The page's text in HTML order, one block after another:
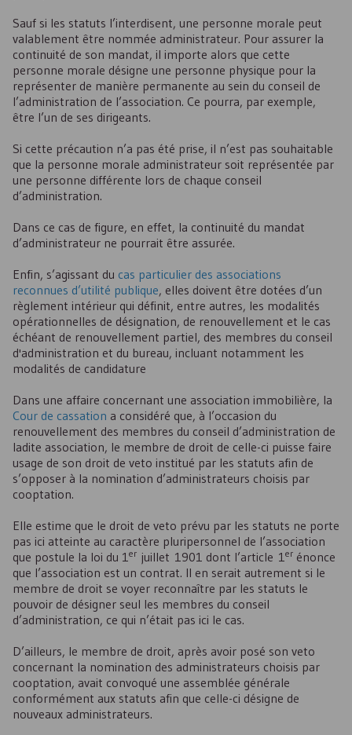
Sauf si les statuts l’interdisent, une personne morale peut
valablement être nommée administrateur. Pour assurer la
continuité de son mandat, il importe alors que cette
personne morale désigne une personne physique pour la
représenter de manière permanente au sein du conseil de
l’administration de l’association. Ce pourra, par exemple,
être l’un de ses dirigeants.
Si cette précaution n’a pas été prise, il n’est pas souhaitable
que la personne morale administrateur soit représentée par
une personne différente lors de chaque conseil
d’administration.
Dans ce cas de figure, en effet, la continuité du mandat
d’administrateur ne pourrait être assurée.
Enfin, s’agissant du cas particulier des associations
reconnues d’utilité publique, elles doivent être dotées d’un
règlement intérieur qui définit, entre autres, les modalités
opérationnelles de désignation, de renouvellement et le cas
échéant de renouvellement partiel, des membres du conseil
d'administration et du bureau, incluant notamment les
modalités de candidature
Dans une affaire concernant une association immobilière, la
Cour de cassation a considéré que, à l’occasion du
renouvellement des membres du conseil d’administration de
ladite association, le membre de droit de celle-ci puisse faire
usage de son droit de veto institué par les statuts afin de
s’opposer à la nomination d’administrateurs choisis par
cooptation.
Elle estime que le droit de veto prévu par les statuts ne porte
pas ici atteinte au caractère pluripersonnel de l’association
que postule la loi du 1er juillet 1901 dont l’article 1er énonce
que l’association est un contrat. Il en serait autrement si le
membre de droit se voyer reconnaître par les statuts le
pouvoir de désigner seul les membres du conseil
d’administration, ce qui n’était pas ici le cas.
D’ailleurs, le membre de droit, après avoir posé son veto
concernant la nomination des administrateurs choisis par
cooptation, avait convoqué une assemblée générale
conformément aux statuts afin que celle-ci désigne de
nouveaux administrateurs.